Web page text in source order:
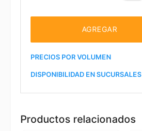
AGREGAR
PRECIOS POR VOLUMEN
DISPONIBILIDAD EN SUCURSALES
Productos relacionados